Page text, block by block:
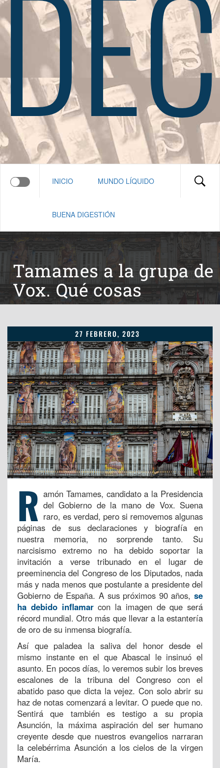
INICIO MUNDO LÍQUIDO
BUENA DIGESTIÓN
Tamames a la grupa de
Vox. Qué cosas
27 FEBRERO, 2023
R amón Tamames, candidato a la Presidencia
del Gobierno de la mano de Vox. Suena
raro, es verdad, pero si removemos algunas
páginas de sus declaraciones y biografía en
nuestra memoria, no sorprende tanto. Su
narcisismo extremo no ha debido soportar la
invitación a verse tribunado en el lugar de
preeminencia del Congreso de los Diputados, nada
más y nada menos que postulante a presidente del
Gobierno de España. A sus próximos 90 años, se
ha debido inflamar con la imagen de que será
récord mundial. Otro más que llevar a la estantería
de oro de su inmensa biografía.
Así que paladea la saliva del honor desde el
mismo instante en el que Abascal le insinuó el
asunto. En pocos días, lo veremos subir los breves
escalones de la tribuna del Congreso con el
abatido paso que dicta la vejez. Con solo abrir su
haz de notas comenzará a levitar. O puede que no.
Sentirá que también es testigo a su propia
Asunción, la máxima aspiración del ser humano
creyente desde que nuestros evangelios narraran
la celebérrima Asunción a los cielos de la virgen
María.